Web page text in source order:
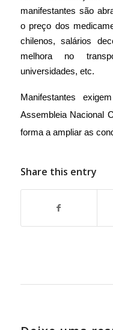
manifestantes são
o preço dos
chilenos, salários
melhora no
universidades, etc.
Manifestantes
Assembleia Nacional
forma a ampliar as
Share this entry